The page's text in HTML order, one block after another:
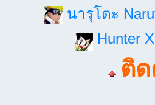
นารุโตะ
Hunter
ติ